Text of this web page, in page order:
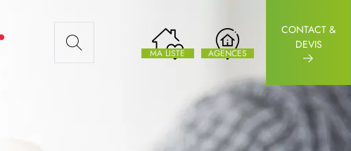
NOUVEAUX ARTICLES
MA LISTE AGENCES
CONTACT &
DEVIS